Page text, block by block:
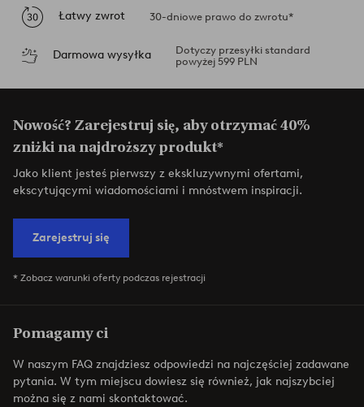
Łatwy zwrot 30-dniowe prawo do zwrotu*
Darmowa wysyłka
Dotyczy przesyłki standard
powyżej 599 PLN
Nowość? Zarejestruj się, aby otrzymać 40%
zniżki na najdroższy produkt*
Jako klient jesteś pierwszy z ekskluzywnymi ofertami,
ekscytującymi wiadomościami i mnóstwem inspiracji.
Zarejestruj się
* Zobacz warunki oferty podczas rejestracji
Pomagamy ci
W naszym FAQ znajdziesz odpowiedzi na najczęściej zadawane
pytania. W tym miejscu dowiesz się również, jak najszybciej
można się z nami skontaktować.